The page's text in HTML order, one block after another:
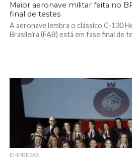
Maior aeronave militar feita no
final de testes
A aeronave lembra o clássico C-130
Brasileira (FAB) está em fase final de
EMPRESAS